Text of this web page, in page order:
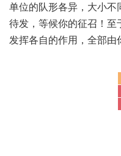
单位的队形各异，大小
待发，等候你的征召！至
发挥各自的作用，全部由